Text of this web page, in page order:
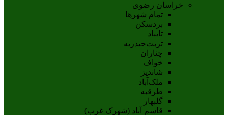
خراسان رضوی
تمام شهر‌ها
بردسکن
تایباد
تربت‌حیدریه
چناران
خواف
شاندیز
ملک‌آباد
طرقبه
گلبهار
قاسم آباد (شهرک غرب)